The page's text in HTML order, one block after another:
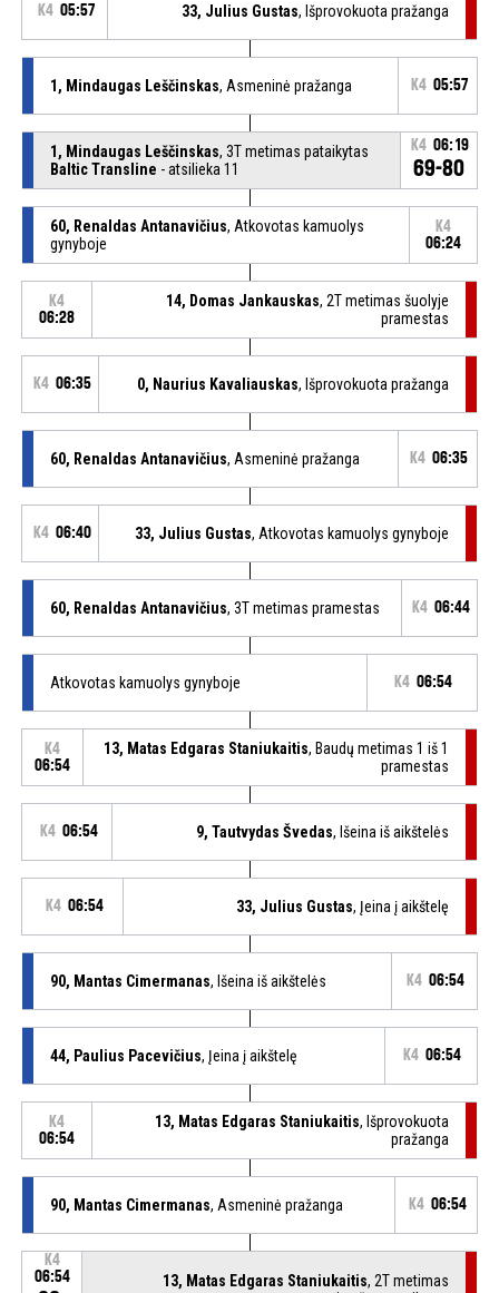
K4 05:57 33, Julius Gustas, Išprovokuota pražanga
1, Mindaugas Leščinskas, Asmeninė pražanga K4 05:57
1, Mindaugas Leščinskas, 3T metimas pataikytas
Baltic Transline - atsilieka 11
K4 06:19
69-80
60, Renaldas Antanavičius, Atkovotas kamuolys
gynyboje
K4
06:24
K4
06:28
14, Domas Jankauskas, 2T metimas šuolyje
pramestas
K4 06:35 0, Naurius Kavaliauskas, Išprovokuota pražanga
60, Renaldas Antanavičius, Asmeninė pražanga K4 06:35
K4 06:40 33, Julius Gustas, Atkovotas kamuolys gynyboje
60, Renaldas Antanavičius, 3T metimas pramestas K4 06:44
Atkovotas kamuolys gynyboje K4 06:54
K4
06:54
13, Matas Edgaras Staniukaitis, Baudų metimas 1 iš 1
pramestas
K4 06:54 9, Tautvydas Švedas, Išeina iš aikštelės
K4 06:54 33, Julius Gustas, Įeina į aikštelę
90, Mantas Cimermanas, Išeina iš aikštelės K4 06:54
44, Paulius Pacevičius, Įeina į aikštelę K4 06:54
K4
06:54
13, Matas Edgaras Staniukaitis, Išprovokuota
pražanga
90, Mantas Cimermanas, Asmeninė pražanga K4 06:54
K4
06:54
13, Matas Edgaras Staniukaitis, 2T metimas